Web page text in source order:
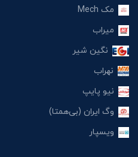
مک Mech
میراب
نگین شیر
نهراب
نیو پایپ
وگ ایران (بی‌همتا)
ویسپار